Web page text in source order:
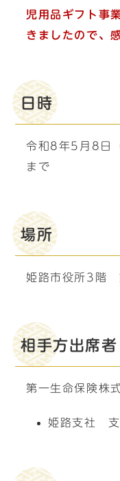
児用品ギフト事
きましたので、
日時
令和8年5月8日
まで
場所
姫路市役所3階
相手方出席者
第一生命保険株
姫路支社